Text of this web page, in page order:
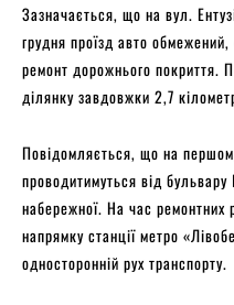
Зазначається, що на вул.
грудня проїзд авто
ремонт дорожнього покриття.
ділянку завдовжки 2,7
Повідомляється, що на
проводитимуться від
набережної. На час ремонтних
напрямку станції метро
односторонній рух транспорту.